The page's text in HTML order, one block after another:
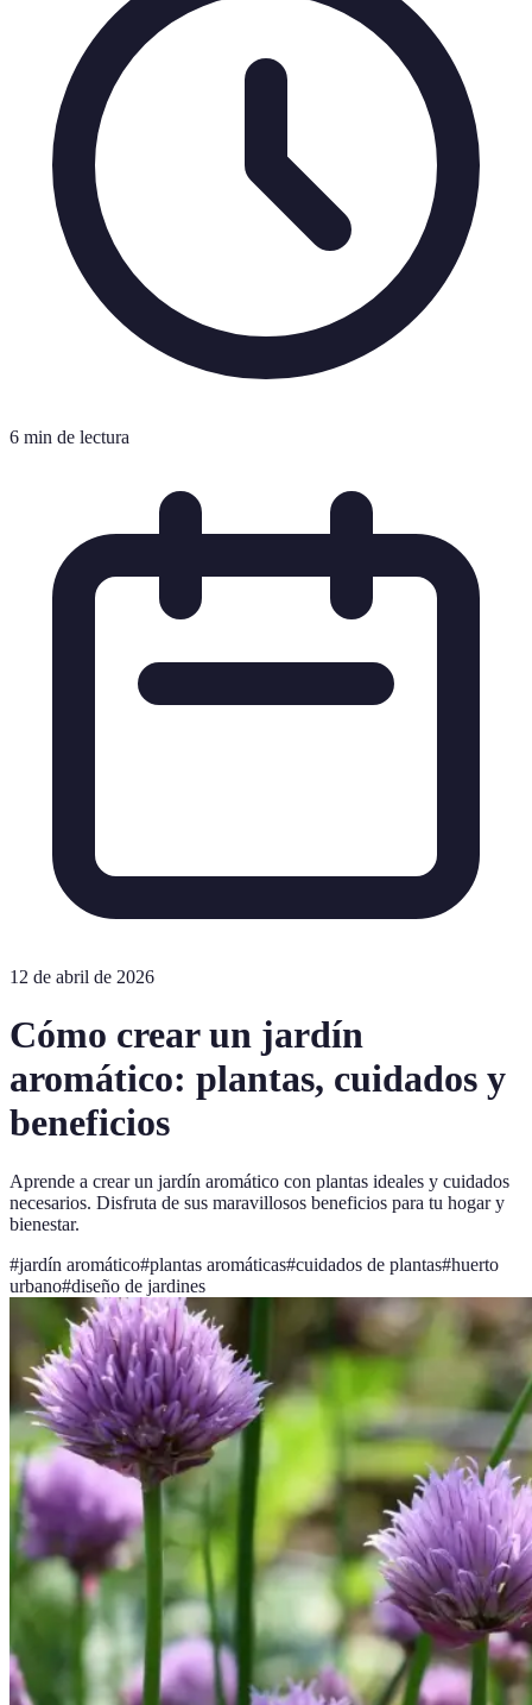
6 min de lectura
12 de abril de 2026
Cómo crear un jardín
aromático: plantas, cuidados y
beneficios
Aprende a crear un jardín aromático con plantas ideales y cuidados
necesarios. Disfruta de sus maravillosos beneficios para tu hogar y
bienestar.
#jardín aromático#plantas aromáticas#cuidados de plantas#huerto
urbano#diseño de jardines